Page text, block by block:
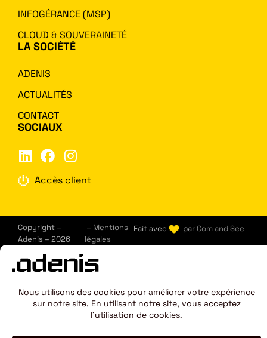
INFOGÉRANCE (MSP)
CLOUD & SOUVERAINETÉ
LA SOCIÉTÉ
ADENIS
ACTUALITÉS
CONTACT
SOCIAUX
Accès client
Copyright –
Adenis – 2026
– Mentions
légales
Fait avec parCom and See